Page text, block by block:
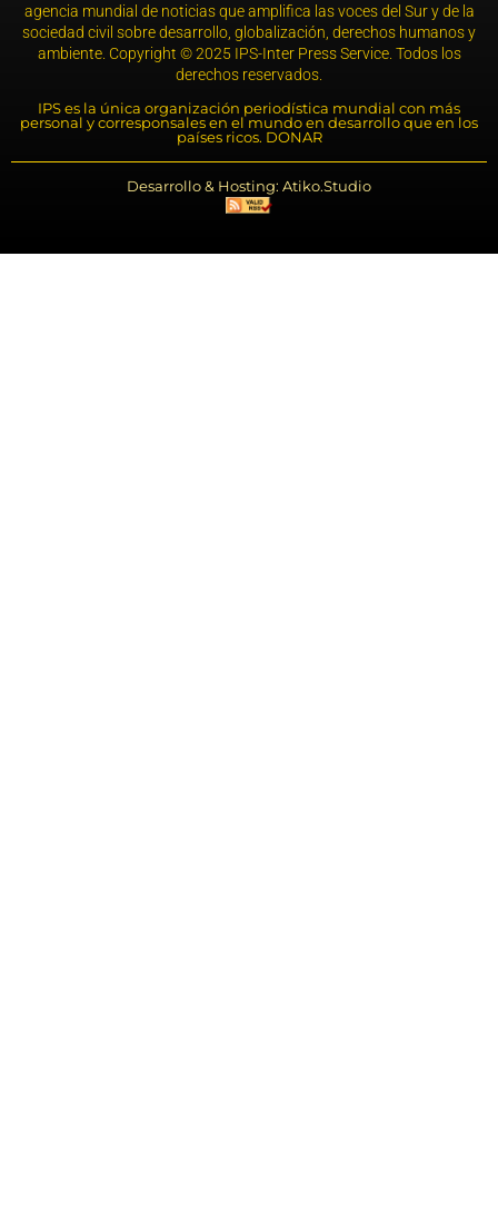
agencia mundial de noticias que amplifica las voces del Sur y de la
sociedad civil sobre desarrollo, globalización, derechos humanos y
ambiente. Copyright © 2025 IPS-Inter Press Service. Todos los
derechos reservados.
IPS es la única organización periodística mundial con más
personal y corresponsales en el mundo en desarrollo que en los
países ricos. DONAR
Desarrollo & Hosting: Atiko.Studio